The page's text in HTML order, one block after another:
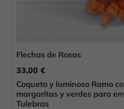
Flechas de Rosas
33,00 €
Coqueto y luminoso Ramo
margaritas y verdes para
Tulebras